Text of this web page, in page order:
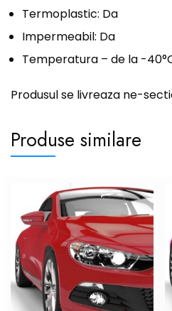
Termoplastic: Da
Impermeabil: Da
Temperatura – de la -
Produsul se livreaza ne-
Produse similare